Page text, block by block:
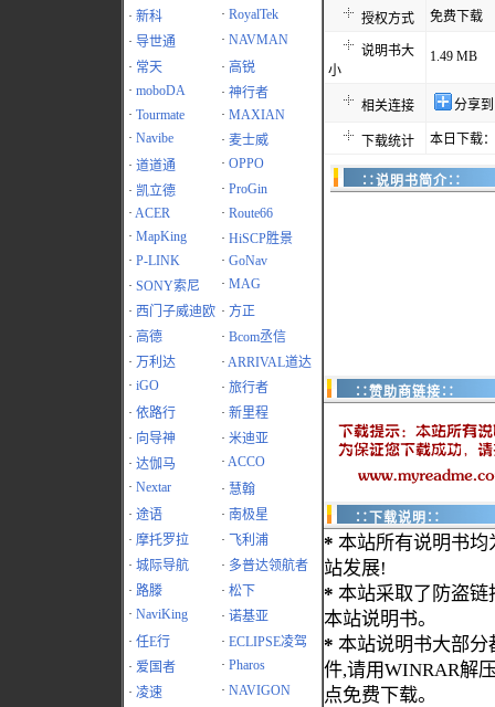
· 新科 · RoyalTek
· 导世通 · NAVMAN
· 常天 · 高锐
· moboDA · 神行者
· Tourmate · MAXIAN
· Navibe · 麦士威
· 道道通 · OPPO
· 凯立德 · ProGin
· ACER · Route66
· MapKing · HiSCP胜景
· P-LINK · GoNav
· SONY索尼 · MAG
· 西门子威迪欧 · 方正
· 高德 · Bcom丞信
· 万利达 · ARRIVAL道达
· iGO · 旅行者
· 依路行 · 新里程
· 向导神 · 米迪亚
· 达伽马 · ACCO
· Nextar · 慧翰
· 途语 · 南极星
· 摩托罗拉 ·
飞利浦
· 城际导航 · 多普达领航者
· 路滕 · 松下
· NaviKing · 诺基亚
· 任E行 · ECLIPSE凌驾
· 爱国者 · Pharos
· 凌速 · NAVIGON
授权方式 免费下载
说明书大
小
1.49 MB
相关连接 分享
下载统计 本日下载
∷说明书简介∷
∷赞助商链接∷
∷下载说明∷
* 本站所有说明书均
站发展!
* 本站采取了防盗链
本站说明书。
* 本站说明书大部分
件,请用WINRAR解
点免费下载。